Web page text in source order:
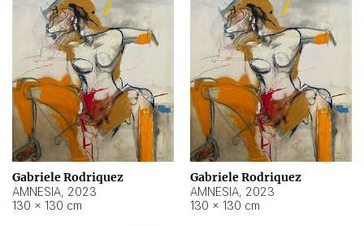
Gabriele Rodriquez
AMNESIA, 2023
130 × 130 cm
Gabriele Rodriquez
AMNESIA, 2023
130 × 130 cm